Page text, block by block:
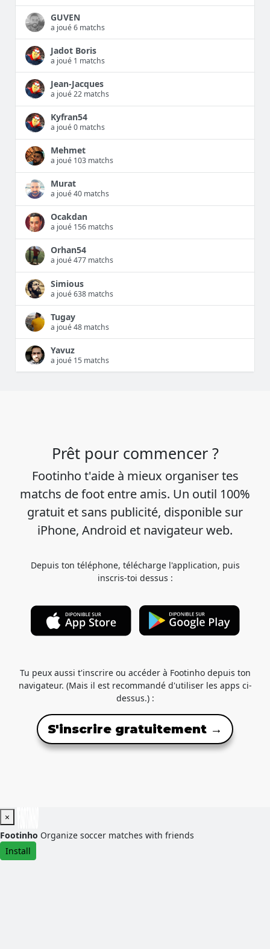
GUVEN
a joué 6 matchs
Jadot Boris
a joué 1 matchs
Jean-Jacques
a joué 22 matchs
Kyfran54
a joué 0 matchs
Mehmet
a joué 103 matchs
Murat
a joué 40 matchs
Ocakdan
a joué 156 matchs
Orhan54
a joué 477 matchs
Simious
a joué 638 matchs
Tugay
a joué 48 matchs
Yavuz
a joué 15 matchs
Prêt pour commencer ?
Footinho t'aide à mieux organiser tes
matchs de foot entre amis. Un outil 100%
gratuit et sans publicité, disponible sur
iPhone, Android et navigateur web.
Depuis ton téléphone, télécharge l'application, puis
inscris-toi dessus :
Tu peux aussi t'inscrire ou accéder à Footinho depuis ton
navigateur. (Mais il est recommandé d'utiliser les apps ci-
dessus.) :
S'inscrire gratuitement →
×
Footinho Organize soccer matches with friends
Install